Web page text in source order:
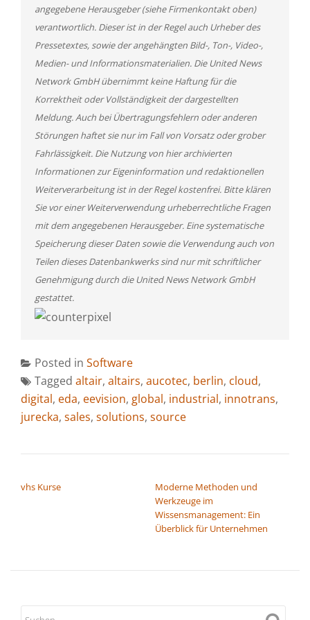
angegebene Herausgeber (siehe Firmenkontakt oben)
verantwortlich. Dieser ist in der Regel auch Urheber des
Pressetextes, sowie der angehängten Bild-, Ton-, Video-,
Medien- und Informationsmaterialien. Die United News
Network GmbH übernimmt keine Haftung für die
Korrektheit oder Vollständigkeit der dargestellten
Meldung. Auch bei Übertragungsfehlern oder anderen
Störungen haftet sie nur im Fall von Vorsatz oder grober
Fahrlässigkeit. Die Nutzung von hier archivierten
Informationen zur Eigeninformation und redaktionellen
Weiterverarbeitung ist in der Regel kostenfrei. Bitte klären
Sie vor einer Weiterverwendung urheberrechtliche Fragen
mit dem angegebenen Herausgeber. Eine systematische
Speicherung dieser Daten sowie die Verwendung auch von
Teilen dieses Datenbankwerks sind nur mit schriftlicher
Genehmigung durch die United News Network GmbH
gestattet.
Posted in Software
Tagged altair, altairs, aucotec, berlin, cloud,
digital, eda, eevision, global, industrial, innotrans,
jurecka, sales, solutions, source
vhs Kurse
Moderne Methoden und
Werkzeuge im
Wissensmanagement: Ein
Überblick für Unternehmen